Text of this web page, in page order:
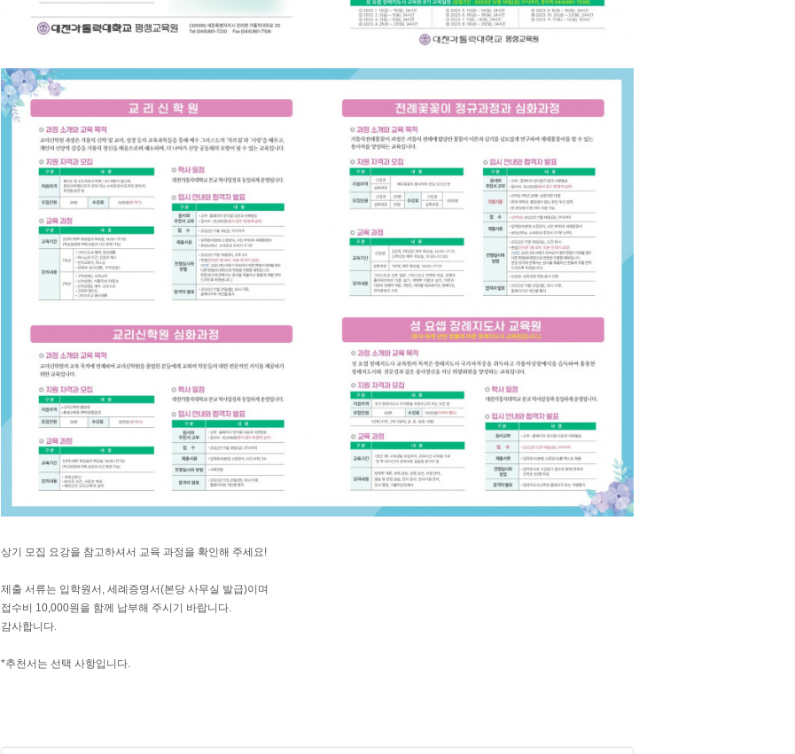
상기 모집 요강을 참고하셔서 교육 과정을 확인해 주세요!
제출 서류는 입학원서, 세례증명서(본당 사무실 발급)이며
접수비 10,000원을 함께 납부해 주시기 바랍니다.
감사합니다.
*추천서는 선택 사항입니다.